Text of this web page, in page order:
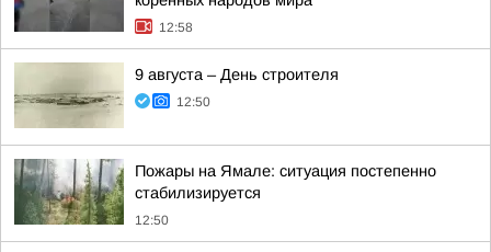
12:58
9 августа – День строителя
12:50
Пожары на Ямале: ситуация постепенно
стабилизируется
12:50